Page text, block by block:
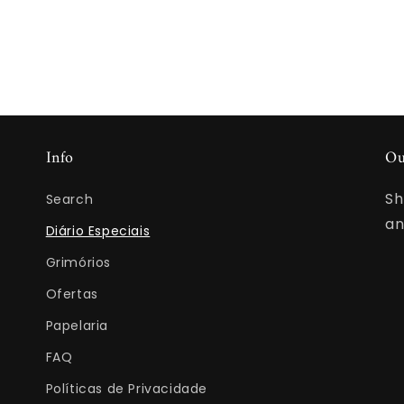
Info
Search
Diário Especiais
Grimórios
Ofertas
Papelaria
FAQ
Políticas de Privacidade